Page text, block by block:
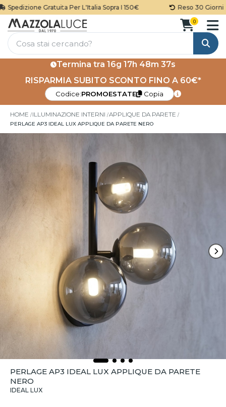
Gratuita Per L'Italia Sopra I 150€ Reso 30 Giorni
Cerca
0
Termina tra 16g 17h 48m 36s
RISPARMIA SUBITO SCONTO FINO A 60€*
Codice:PROMOESTATE Copia
HOME ILLUMINAZIONE INTERNI APPLIQUE DA PARETE
PERLAGE AP3 IDEAL LUX APPLIQUE DA PARETE NERO
PERLAGE AP3 IDEAL LUX APPLIQUE DA PARETE
NERO
IDEAL LUX